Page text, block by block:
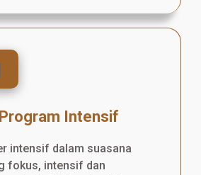
Intensif
intensif dalam suasana
fokus, intensif dan